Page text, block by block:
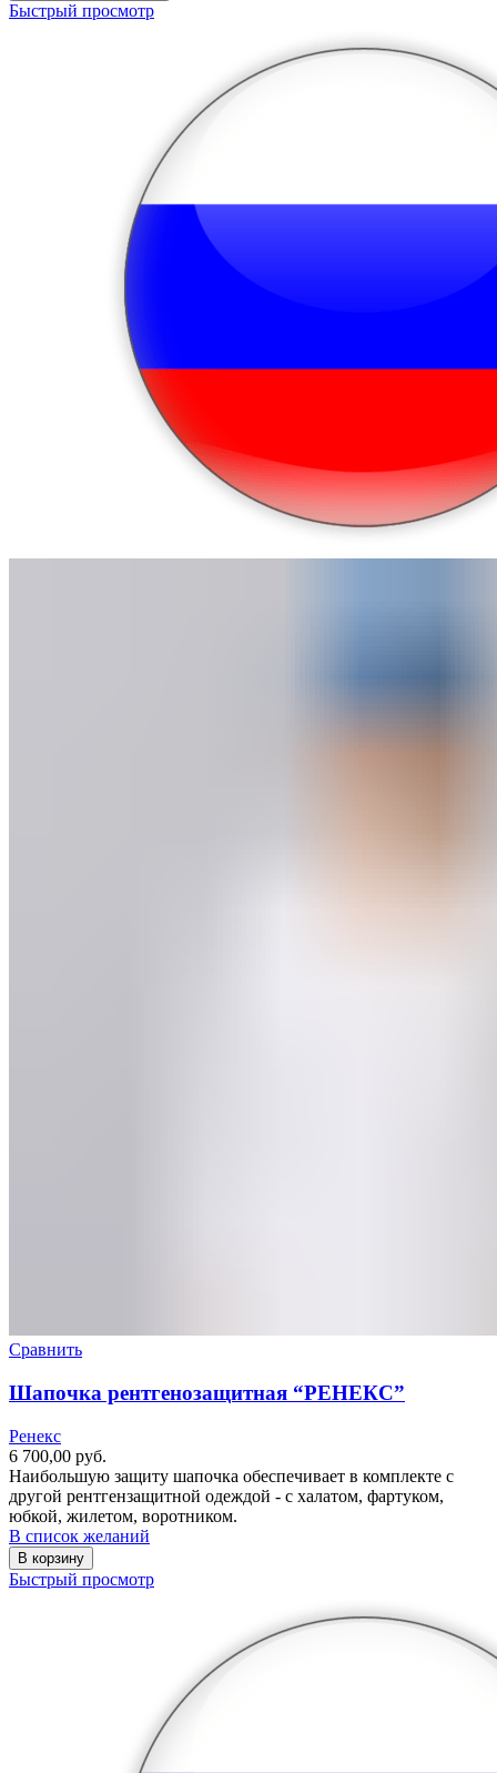
Быстрый просмотр
Сравнить
Шапочка рентгенозащитная “РЕНЕКС”
Ренекс
6 700,00 руб.
Наибольшую защиту шапочка обеспечивает в комплекте с
другой рентгензащитной одеждой - с халатом, фартуком,
юбкой, жилетом, воротником.
В список желаний
В корзину
Быстрый просмотр